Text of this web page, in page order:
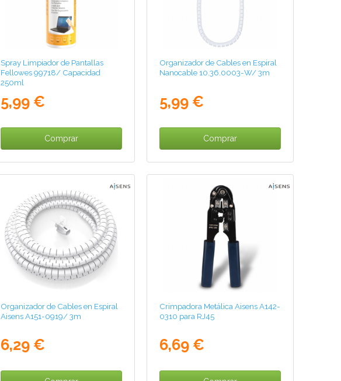
Spray Limpiador de Pantallas
Fellowes 99718/ Capacidad
250ml
5,99 €
Comprar
Organizador de Cables en Espiral
Nanocable 10.36.0003-W/ 3m
5,99 €
Comprar
Organizador de Cables en Espiral
Aisens A151-0919/ 3m
6,29 €
Crimpadora Metálica Aisens A142-
0310 para RJ45
6,69 €